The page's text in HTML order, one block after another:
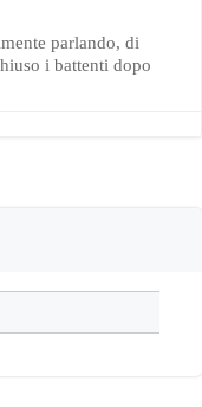
parlando, di
i battenti dopo